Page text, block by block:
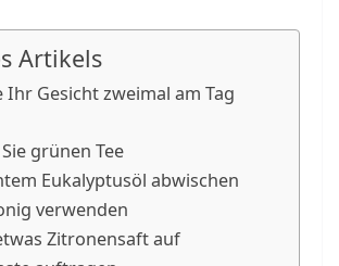
Artikels
Ihr Gesicht zweimal am Tag
grünen Tee
Eukalyptusöl abwischen
verwenden
Zitronensaft auf